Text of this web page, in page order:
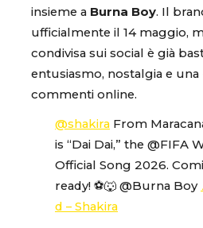
insieme a Burna Boy. Il
ufficialmente il 14 maggio,
condivisa sui social è già
entusiasmo, nostalgia e
commenti online.
@shakira From
is “Dai Dai,” the @FIFA
Official Song 2026.
ready! ⚽️🐺 @Burna Boy
d – Shakira